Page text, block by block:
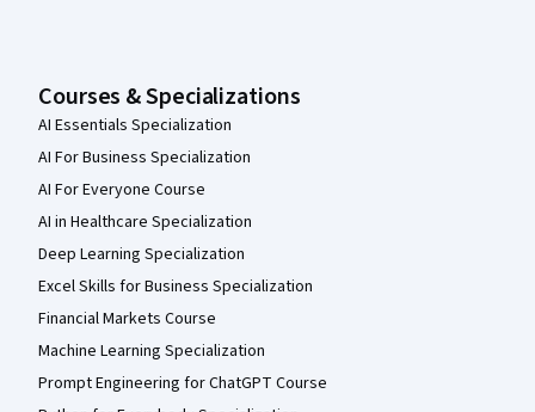
Courses & Specializations
AI Essentials Specialization
AI For Business Specialization
AI For Everyone Course
AI in Healthcare Specialization
Deep Learning Specialization
Excel Skills for Business Specialization
Financial Markets Course
Machine Learning Specialization
Prompt Engineering for ChatGPT Course